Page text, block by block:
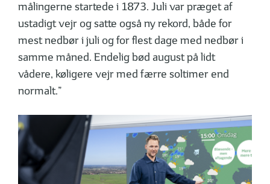
målingerne startede i 1873. Juli var præget af
ustadigt vejr og satte også ny rekord, både for
mest nedbør i juli og for flest dage med nedbør i
samme måned. Endelig bød august på lidt
vådere, køligere vejr med færre soltimer end
normalt.”